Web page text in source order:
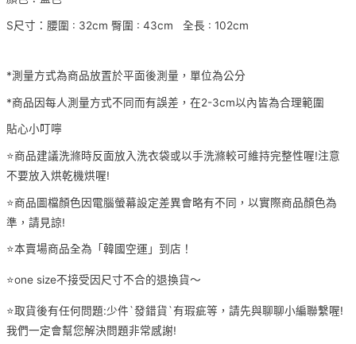
S尺寸：腰圍 : 32cm 臀圍 : 43cm 全長 : 102cm
*測量方式為商品放置於平面後測量，單位為公分
*商品因每人測量方式不同而有誤差，在2-3cm以內皆為合理範圍
貼心小叮嚀
⭐️商品建議洗滌時反面放入洗衣袋或以手洗滌較可維持完整性喔!注意
不要放入烘乾機烘喔!
⭐️商品圖檔顏色因電腦螢幕設定差異會略有不同，以實際商品顏色為
準，請見諒!
⭐️本賣場商品全為「韓國空運」到店！
⭐️one size不接受因尺寸不合的退換貨～
⭐️取貨後有任何問題:少件`發錯貨`有瑕疵等，請先與聊聊小編聯繫喔!
我們一定會幫您解決問題非常感謝!